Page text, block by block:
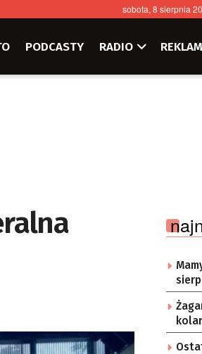
sobota, 8 sierpnia
PODCASTY RADIO